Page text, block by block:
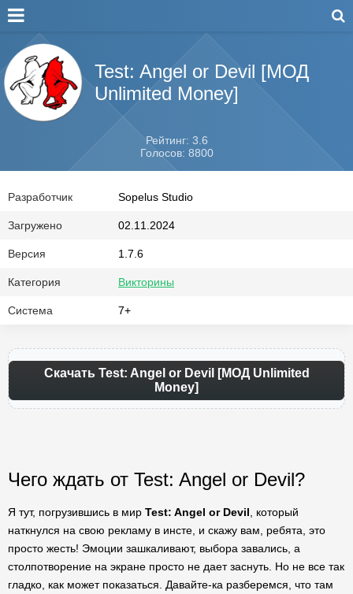
Test: Angel or Devil [МОД
Unlimited Money]
Рейтинг: 3.6
Голосов: 8800
Разработчик Sopelus Studio
Загружено 02.11.2024
Версия 1.7.6
Категория Викторины
Система 7+
Скачать Test: Angel or Devil [МОД Unlimited
Money]
Чего ждать от Test: Angel or Devil?
Я тут, погрузившись в мир Test: Angel or Devil , который
наткнулся на свою рекламу в инсте, и скажу вам, ребята, это
просто жесть! Эмоции зашкаливают, выбора завались, а
столпотворение на экране просто не дает заснуть. Но не все так
гладко, как может показаться. Давайте-ка разберемся, что там